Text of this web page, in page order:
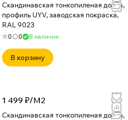
Скандинавская тонкопиленая доска,
профиль UYV, заводская покраска,
RAL 9023
0 0 В наличии
В корзину
1 499 ₽/М2
Скандинавская тонкопиленая доска,